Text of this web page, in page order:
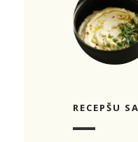
RECEPŠU